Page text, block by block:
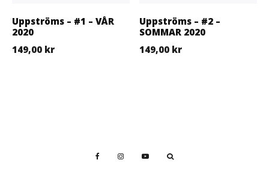
Uppströms – #1 – VÅR
2020
149,00 kr
Uppströms – #2 –
SOMMAR 2020
149,00 kr